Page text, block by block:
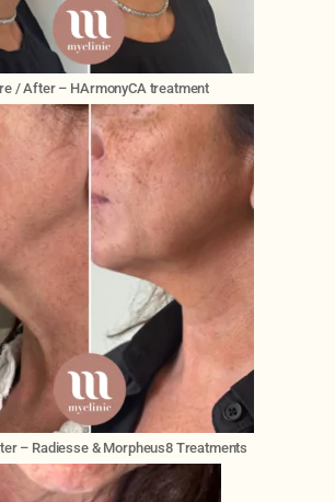
/ After – HArmonyCA treatment
– Radiesse & Morpheus8 Treatments